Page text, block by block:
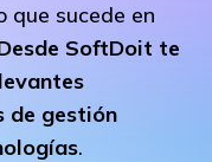
que sucede en
SoftDoit te
de gestión
.